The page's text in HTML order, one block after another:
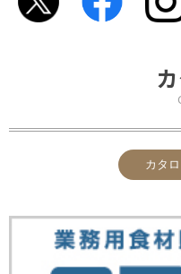
カタ